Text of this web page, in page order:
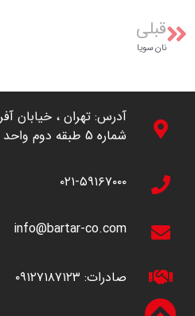
قبلی
نان سویا
شماره 5 طبقه دوم واحد 8
۰۲۱-۵۹۱۶۷۰۰۰
info@bartar-co.com
صادرات: ۰۹۱۲۷۱۸۷۱۲۳